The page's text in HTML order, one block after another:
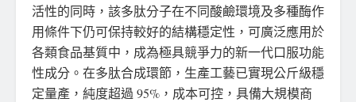
活性的同時，該多肽分子在不同酸鹼環境及多種酶作
用條件下仍可保持較好的結構穩定性，可廣泛應用於
各類食品基質中，成為極具競爭力的新一代口服功能
性成分。在多肽合成環節，生產工藝已實現公斤級穩
定量產，純度超過 95%，成本可控，具備大規模商